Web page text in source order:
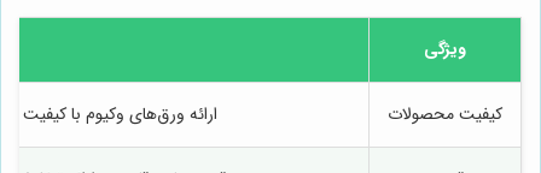
ویژگی
کیفیت محصولات ارائه ورق‌های وکیوم با کیفیت